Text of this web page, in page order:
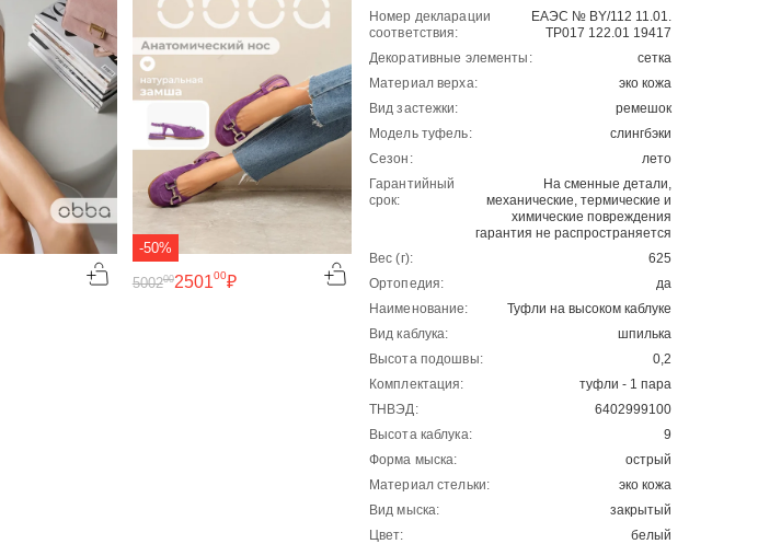
-50%
250100₽
500200 2501
500200 2044
Номер декларации
соответствия:
ЕАЭС № BY/112 11.01.
ТР017 122.01 19417
Декоративные элементы:
сетка
Материал верха:
эко кожа
Вид застежки:
ремешок
Модель туфель:
слингбэки
Сезон:
лето
Гарантийный
срок:
На сменные детали,
механические, термические и
химические повреждения
гарантия не распространяется
Вес (г):
625
Ортопедия:
да
Наименование:
Туфли на высоком каблуке
Вид каблука:
шпилька
Высота подошвы:
0,2
Комплектация:
туфли - 1 пара
ТНВЭД:
6402999100
Высота каблука:
9
Форма мыска:
острый
Материал стельки:
эко кожа
Вид мыска:
закрытый
Цвет:
белый